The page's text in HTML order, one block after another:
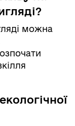
можна